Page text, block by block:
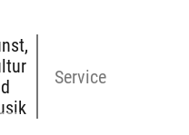
Service